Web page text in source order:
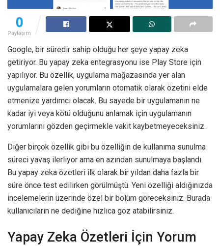
0
Paylaşım
Google, bir süredir sahip olduğu her şeye yapay zeka
getiriyor. Bu yapay zeka entegrasyonu ise Play Store için
yapılıyor. Bu özellik, uygulama mağazasında yer alan
uygulamalara gelen yorumların otomatik olarak özetini elde
etmenize yardımcı olacak. Bu sayede bir uygulamanın ne
kadar iyi veya kötü olduğunu anlamak için uygulamanın
yorumlarını gözden geçirmekle vakit kaybetmeyeceksiniz.
Diğer birçok özellik gibi bu özelliğin de kullanıma sunulma
süreci yavaş ilerliyor ama en azından sunulmaya başlandı.
Bu yapay zeka özetleri ilk olarak bir yıldan daha fazla bir
süre önce test edilirken görülmüştü. Yeni özelliği aldığınızda
incelemelerin üzerinde özel bir bölüm göreceksiniz. Burada
kullanıcıların ne dediğine hızlıca göz atabilirsiniz.
Yapay Zeka Özetleri İçin Yorum